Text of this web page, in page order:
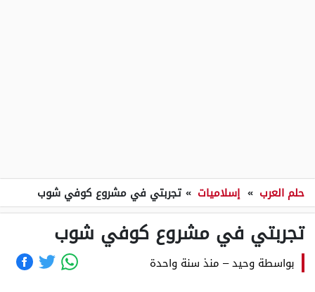
حلم العرب » إسلاميات » تجربتي في مشروع كوفي شوب
تجربتي في مشروع كوفي شوب
بواسطة وحيد– منذ سنة واحدة